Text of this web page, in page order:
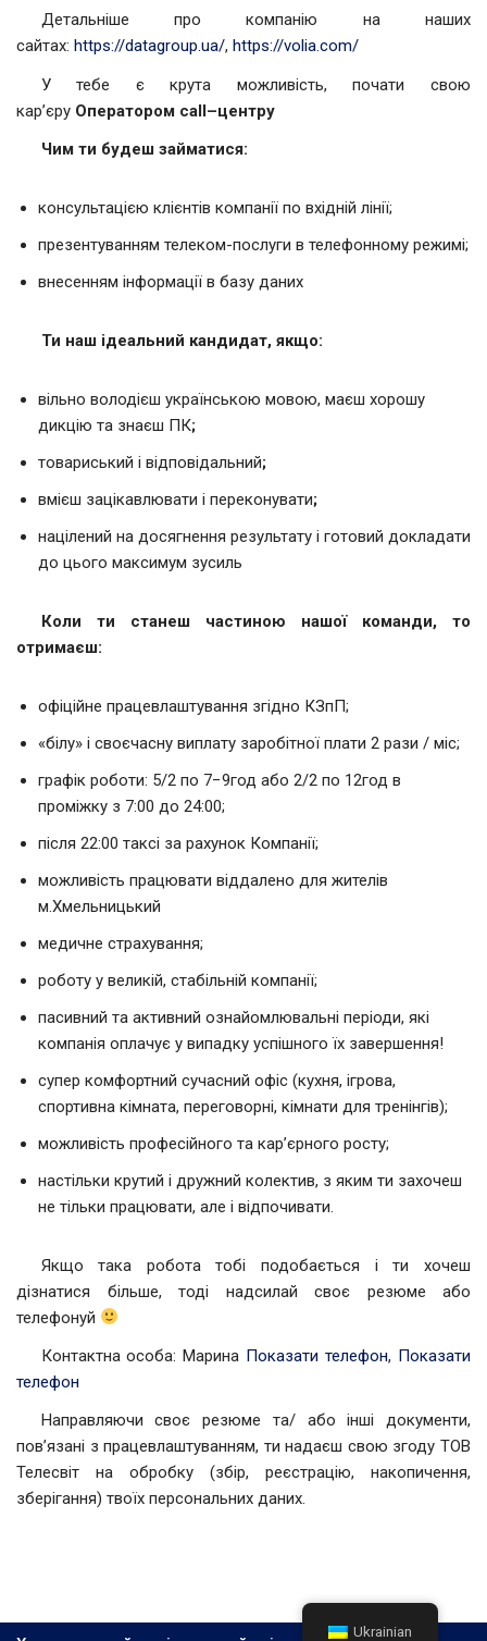
Детальніше про компанію на наших
сайтах: https://datagroup.ua/, https://volia.com/
У тебе є крута можливість, почати свою
кар’єру Оператором call–центру
Чим ти будеш займатися:
консультацією клієнтів компанії по вхідній лінії;
презентуванням телеком-послуги в телефонному режимі;
внесенням інформації в базу даних
Ти наш ідеальний кандидат, якщо:
вільно володієш українською мовою, маєш хорошу
дикцію та знаєш ПК;
товариський і відповідальний;
вмієш зацікавлювати і переконувати;
націлений на досягнення результату і готовий докладати
до цього максимум зусиль
Коли ти станеш частиною нашої команди, то
отримаєш:
офіційне працевлаштування згідно КЗпП;
«білу» і своєчасну виплату заробітної плати 2 рази / міс;
графік роботи: 5/2 по 7−9год або 2/2 по 12год в
проміжку з 7:00 до 24:00;
після 22:00 таксі за рахунок Компанії;
можливість працювати віддалено для жителів
м.Хмельницький
медичне страхування;
роботу у великій, стабільній компанії;
пасивний та активний ознайомлювальні періоди, які
компанія оплачує у випадку успішного їх завершення!
супер комфортний сучасний офіс (кухня, ігрова,
спортивна кімната, переговорні, кімнати для тренінгів);
можливість професійного та кар’єрного росту;
настільки крутий і дружний колектив, з яким ти захочеш
не тільки працювати, але і відпочивати.
Якщо така робота тобі подобається і ти хочеш
дізнатися більше, тоді надсилай своє резюме або
телефонуй
Контактна особа: Марина Показати телефон, Показати
телефон
Направляючи своє резюме та/ або інші документи,
пов’язані з працевлаштуванням, ти надаєш свою згоду ТОВ
Телесвіт на обробку (збір, реєстрацію, накопичення,
зберігання) твоїх персональних даних.
Ukrainian